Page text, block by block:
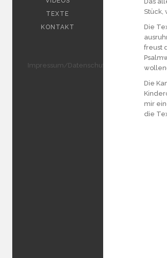
TEXTE
KONTAKT
Impressum/Datenschutz
Stück,
Die
freust
Die
mir
die